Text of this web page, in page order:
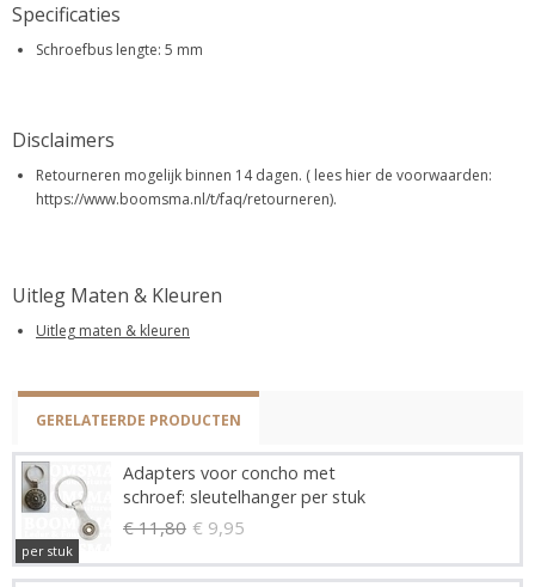
Specificaties
Schroefbus lengte: 5 mm
Disclaimers
Retourneren mogelijk binnen 14 dagen. ( lees hier de voorwaarden:
https://www.boomsma.nl/t/faq/retourneren).
Uitleg Maten & Kleuren
Uitleg maten & kleuren
GERELATEERDE PRODUCTEN
Adapters voor concho met
schroef: sleutelhanger per stuk
€ 11,80 € 9,95
per stuk